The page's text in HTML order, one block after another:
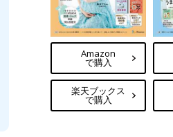
Amazon
で購入
楽天ブックス
で購入